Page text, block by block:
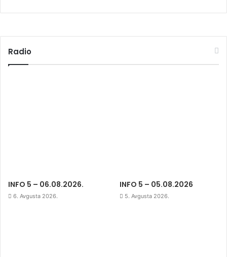
Radio
INFO 5 – 06.08.2026.
6. Avgusta 2026.
INFO 5 – 05.08.2026
5. Avgusta 2026.